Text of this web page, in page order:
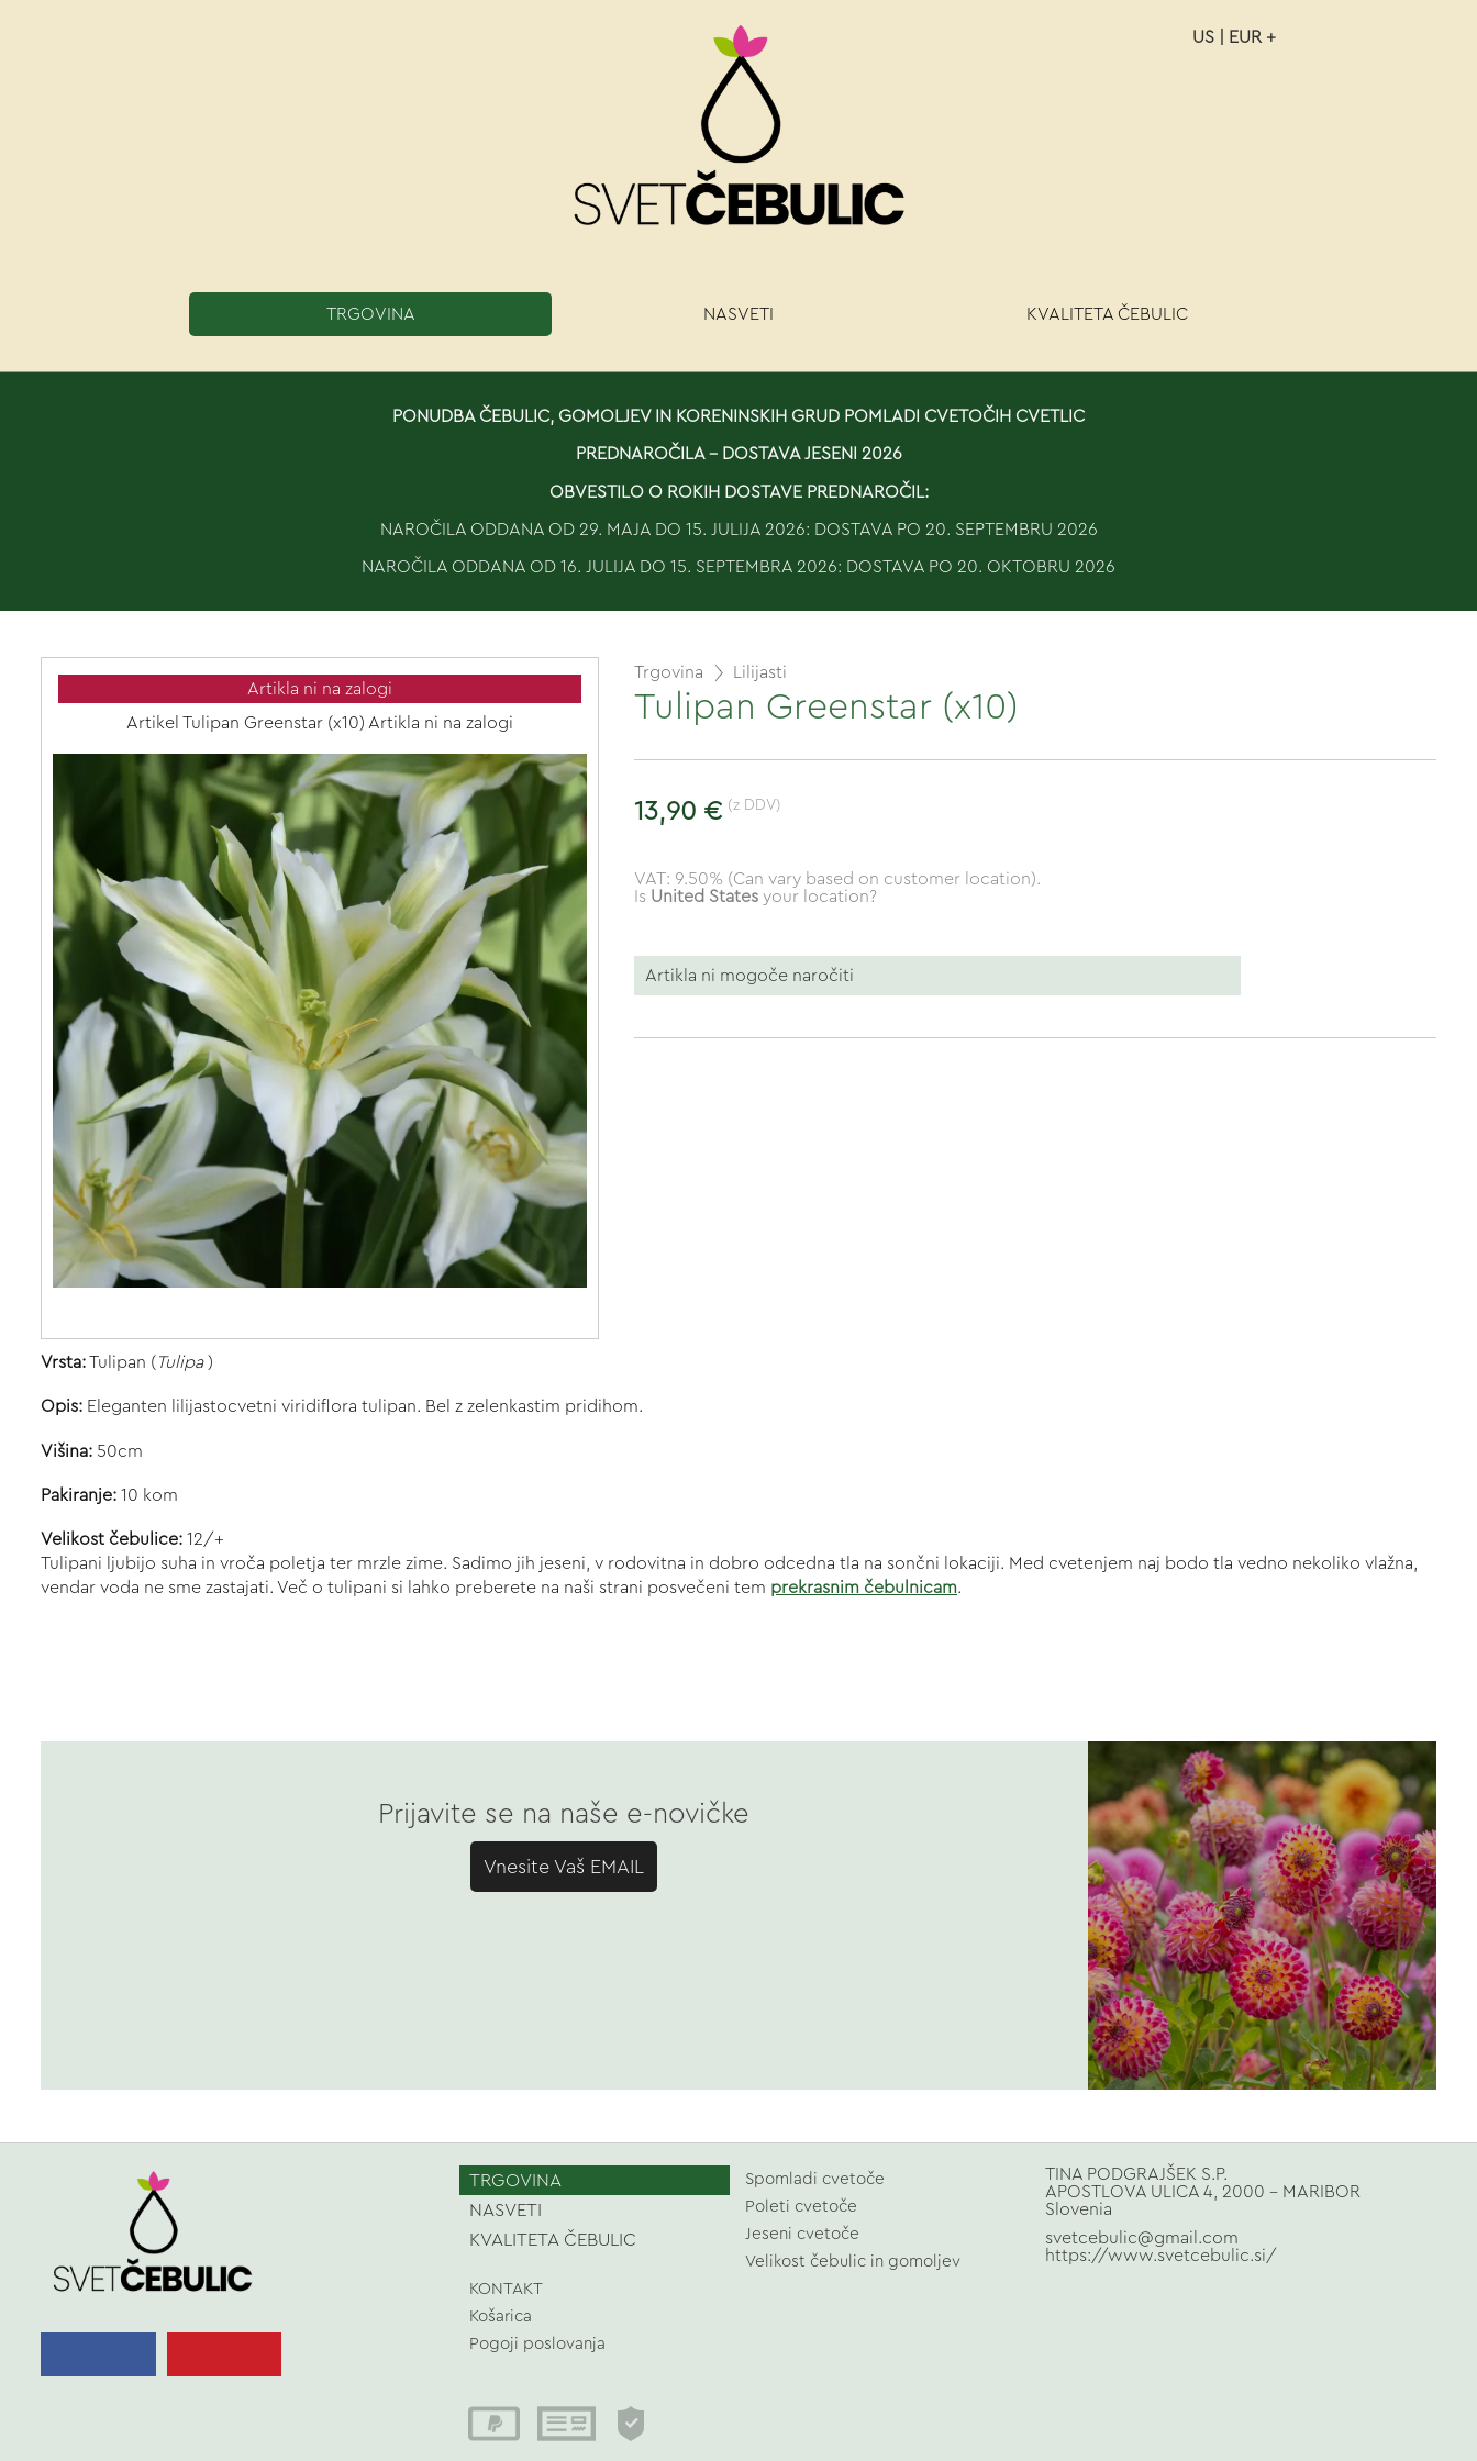
US | EUR +
TRGOVINA NASVETI KVALITETA ČEBULIC
PONUDBA ČEBULIC, GOMOLJEV IN KORENINSKIH GRUD POMLADI CVETOČIH CVETLIC
PREDNAROČILA - DOSTAVA JESENI 2026
OBVESTILO O ROKIH DOSTAVE PREDNAROČIL:
NAROČILA ODDANA OD 29. MAJA DO 15. JULIJA 2026: DOSTAVA PO 20. SEPTEMBRU 2026
NAROČILA ODDANA OD 16. JULIJA DO 15. SEPTEMBRA 2026: DOSTAVA PO 20. OKTOBRU 2026
Artikla ni na zalogi
Artikel Tulipan Greenstar (x10) Artikla ni na zalogi
Trgovina Lilijasti
Tulipan Greenstar (x10)
13,90 € (z DDV)
VAT: 9.50% (Can vary based on customer location).
Is United States your location?
Artikla ni mogoče naročiti
Vrsta:Tulipan ( Tulipa)
Opis: Eleganten lilijastocvetni viridiflora tulipan. Bel z zelenkastim pridihom.
Višina: 50cm
Pakiranje: 10 kom
Velikost čebulice: 12/+
Tulipani ljubijo suha in vroča poletja ter mrzle zime. Sadimo jih jeseni, v rodovitna in dobro odcedna tla na sončni lokaciji. Med cvetenjem naj bodo tla vedno nekoliko vlažna,
vendar voda ne sme zastajati. Več o tulipani si lahko preberete na naši strani posvečeni tem prekrasnim čebulnicam.
Prijavite se na naše e-novičke
Vnesite Vaš EMAIL
TRGOVINA
NASVETI
KVALITETA ČEBULIC
Spomladi cvetoče
Poleti cvetoče
Jeseni cvetoče
Velikost čebulic in gomoljev
KONTAKT
Košarica
Pogoji poslovanja
TINA PODGRAJŠEK S.P.
APOSTLOVA ULICA 4, 2000 - MARIBOR
Slovenia
svetcebulic@gmail.com
https://www.svetcebulic.si/